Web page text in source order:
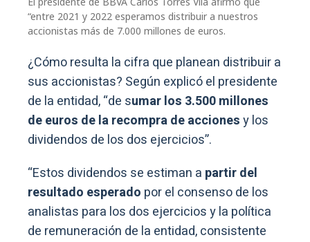
“entre 2021 y 2022 esperamos distribuir a nuestros
accionistas más de 7.000 millones de euros.
¿Cómo resulta la cifra que planean distribuir a
sus accionistas? Según explicó el presidente
de la entidad, “de sumar los 3.500 millones
de euros de la recompra de accionesy los
dividendos de los dos ejercicios”.
“Estos dividendos se estiman a partir del
resultado esperado por el consenso de los
analistas para los dos ejercicios y la política
de remuneración de la entidad, consistente